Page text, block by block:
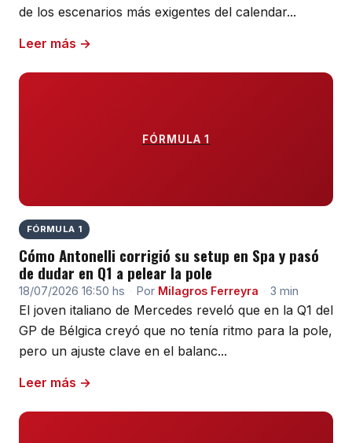
de los escenarios más exigentes del calendar...
Leer más →
FÓRMULA 1
FÓRMULA 1
Cómo Antonelli corrigió su setup en Spa y pasó
de dudar en Q1 a pelear la pole
18/07/2026 16:50 hs · Por Milagros Ferreyra · 3 min
El joven italiano de Mercedes reveló que en la Q1 del
GP de Bélgica creyó que no tenía ritmo para la pole,
pero un ajuste clave en el balanc...
Leer más →